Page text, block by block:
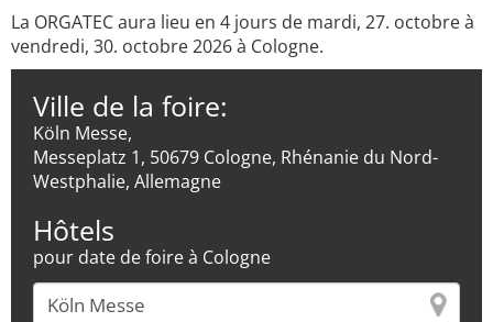
La ORGATEC aura lieu en 4 jours de mardi, 27. octobre à
vendredi, 30. octobre 2026 à Cologne.
Ville de la foire:
Köln Messe,
Messeplatz 1, 50679 Cologne, Rhénanie du Nord-
Westphalie, Allemagne
Hôtels
pour date de foire à Cologne